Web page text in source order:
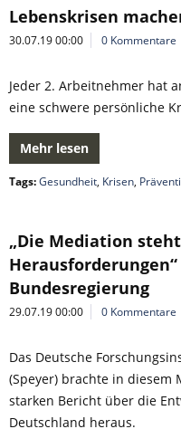
Lebenskrisen
30.07.19 00:00 0 Kommentare
Jeder 2. Arbeitnehmer hat
eine schwere persönliche
Mehr lesen
Tags:Gesundheit, Krisen,
„Die Mediation
Bundesregierung
29.07.19 00:00 0 Kommentare
Das Deutsche
(Speyer) brachte in diesem
starken Bericht über die
Deutschland heraus.